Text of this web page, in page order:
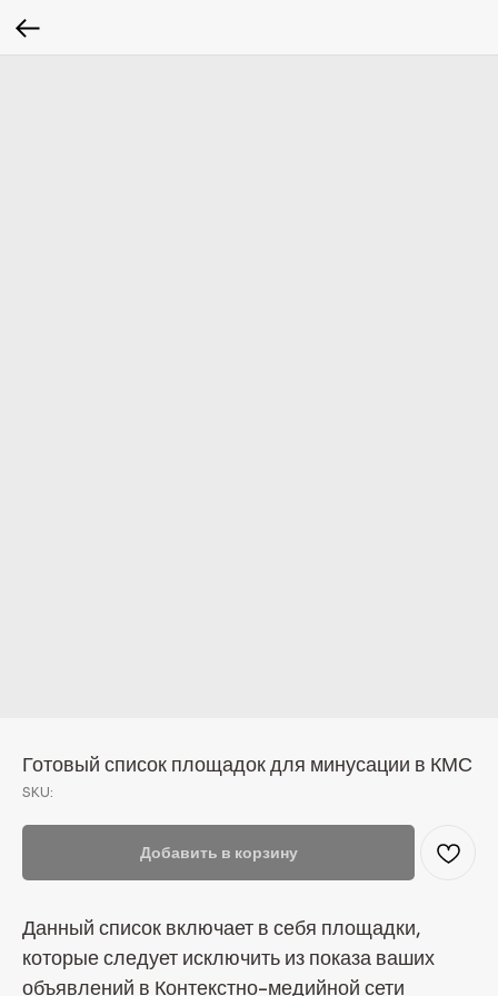
Готовый список площадок для минусации в КМС
SKU:
Добавить в корзину
Данный список включает в себя площадки,
которые следует исключить из показа ваших
объявлений в Контекстно-медийной сети